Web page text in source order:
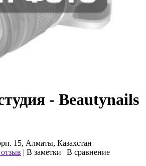
- Beautynails
15, Алматы, Казахстан
| В заметки | В сравнение